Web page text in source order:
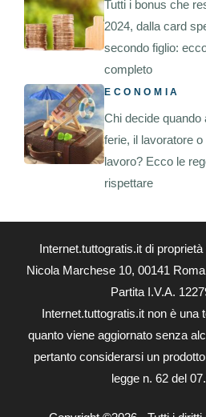
Tutti i bonus che
2024, dalla card
secondo figlio:
completo
ECONOMIA
Chi decide quando
ferie, il lavoratore o
lavoro? Ecco le
rispettare
Internet.tuttogratis.it di
Nicola Marchese 10, 00141
Partita I.V.A.
Internet.tuttogratis.it non è una
quanto viene aggiornato senza
pertanto considerarsi un
legge n. 62 del